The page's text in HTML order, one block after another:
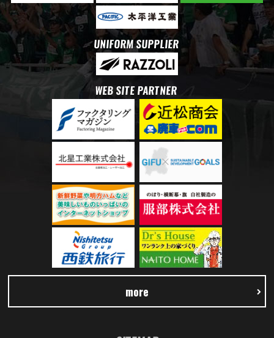
UNIFORM SUPPLIER
WEB SITE PARTNER
more